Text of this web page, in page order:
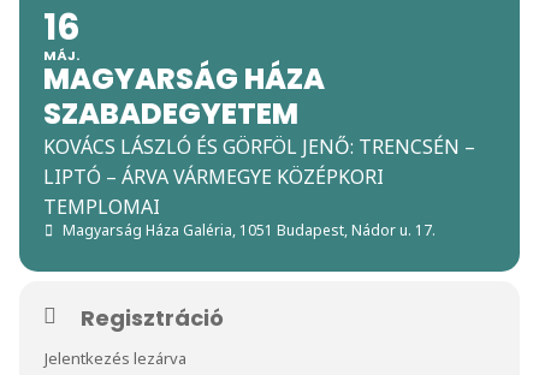
16
MÁJ.
MAGYARSÁG HÁZA
SZABADEGYETEM
KOVÁCS LÁSZLÓ ÉS GÖRFÖL JENŐ: TRENCSÉN –
LIPTÓ – ÁRVA VÁRMEGYE KÖZÉPKORI
TEMPLOMAI
Magyarság Háza Galéria, 1051 Budapest, Nádor u. 17.
Regisztráció
Jelentkezés lezárva